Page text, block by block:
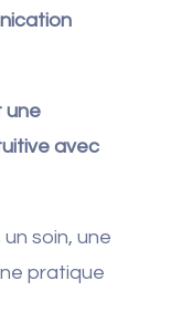
une
avec
soin, une
pratique